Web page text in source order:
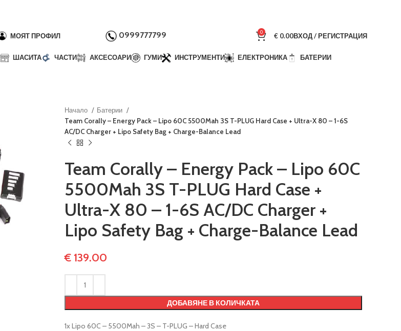
МОЯТ ПРОФИЛ 0999777799 0 € 0.00ВХОД / РЕГИСТРАЦИЯ
ШАСИТА ЧАСТИ АКСЕСОАРИ ГУМИ ИНСТРУМЕНТИ ЕЛЕКТРОНИКА БАТЕРИИ
Начало
Батерии
Team Corally – Energy Pack – Lipo 60C 5500Mah 3S T-PLUG Hard Case + Ultra-X 80 – 1-6S
AC/DC Charger + Lipo Safety Bag + Charge-Balance Lead
Team Corally – Energy Pack – Lipo 60C
5500Mah 3S T-PLUG Hard Case +
Ultra-X 80 – 1-6S AC/DC Charger +
Lipo Safety Bag + Charge-Balance Lead
€139.00
ДОБАВЯНЕ В КОЛИЧКАТА
1x Lipo 60C – 5500Mah – 3S – T-PLUG – Hard Case